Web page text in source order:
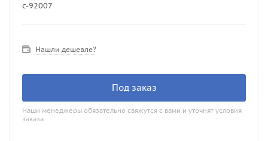
с-92007
Нашли дешевле?
Под заказ
Наши менеджеры обязательно свяжутся с вами и уточнят условия
заказа